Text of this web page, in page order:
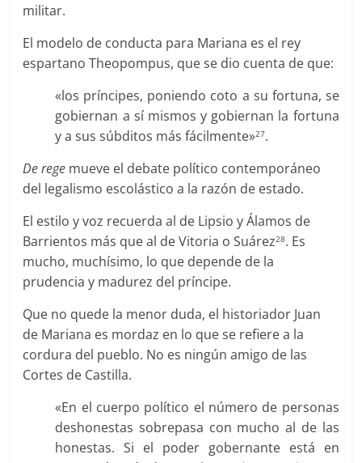
militar.
El modelo de conducta para Mariana es el rey
espartano Theopompus, que se dio cuenta de que:
«los príncipes, poniendo coto a su fortuna, se
gobiernan a sí mismos y gobiernan la fortuna
y a sus súbditos más fácilmente»27.
De rege mueve el debate político contemporáneo
del legalismo escolástico a la razón de estado.
El estilo y voz recuerda al de Lipsio y Álamos de
Barrientos más que al de Vitoria o Suárez28. Es
mucho, muchísimo, lo que depende de la
prudencia y madurez del príncipe.
Que no quede la menor duda, el historiador Juan
de Mariana es mordaz en lo que se refiere a la
cordura del pueblo. No es ningún amigo de las
Cortes de Castilla.
«En el cuerpo político el número de personas
deshonestas sobrepasa con mucho al de las
honestas. Si el poder gobernante está en